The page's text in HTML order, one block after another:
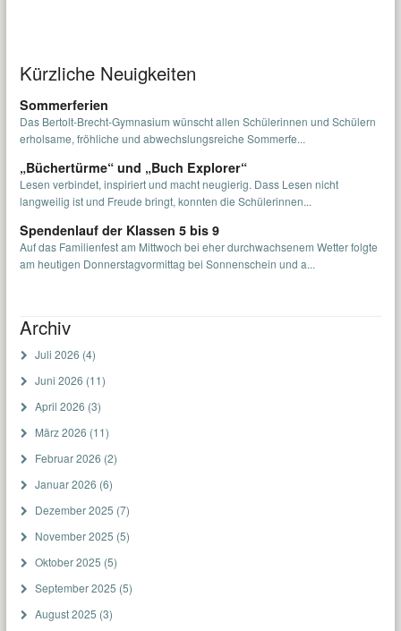
Kürzliche Neuigkeiten
Sommerferien
Das Bertolt-Brecht-Gymnasium wünscht allen Schülerinnen und Schülern
erholsame, fröhliche und abwechslungsreiche Sommerfe...
„Büchertürme“ und „Buch Explorer“
Lesen verbindet, inspiriert und macht neugierig. Dass Lesen nicht
langweilig ist und Freude bringt, konnten die Schülerinnen...
Spendenlauf der Klassen 5 bis 9
Auf das Familienfest am Mittwoch bei eher durchwachsenem Wetter folgte
am heutigen Donnerstagvormittag bei Sonnenschein und a...
Archiv
Juli 2026 (4)
Juni 2026 (11)
April 2026 (3)
März 2026 (11)
Februar 2026 (2)
Januar 2026 (6)
Dezember 2025 (7)
November 2025 (5)
Oktober 2025 (5)
September 2025 (5)
August 2025 (3)